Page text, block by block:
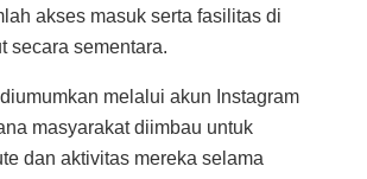
akses masuk serta fasilitas di
secara sementara.
melalui akun Instagram
masyarakat diimbau untuk
dan aktivitas mereka selama